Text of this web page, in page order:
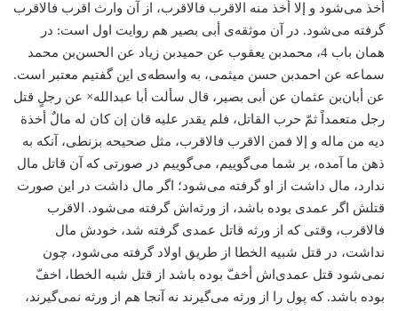
أخذ می‌شود و إلا أخذ منه الاقرب فالاقرب، از آن وارث اقرب فالاقرب
گرفته می‌شود. در آن موثقه‌ی أبی بصیر هم روایت اول است: در
همان باب 4، محمد‌بن یعقوب عن حمیدبن زیاد عن الحسن‌بن محمد
سماعه عن احمد‌بن حسن میثمی، به واسطه‌ی این گفتیم معتبر است.
عن أبان‌بن عثمان عن أبی بصیر، قال سألت أبا عبدالله× عن رجلٍ قتل
رجل متعمداً ثمّ حرب القاتل، فلم یقدر علیه قان إن کان له مالٌ أخذة
دیه من ماله و إلا فمن الاقرب فالاقرب، مثل صحیحه بزنطی، آنکه به
ذهن ما آمده، بر شما می‌گوییم، می‌گوییم در صورتی که آن قاتل مال
ندارد، مال داشت از او گرفته می‌شود؛ اگر مال داشت در این صورت
قتلش اگر عمدی بوده باشد، از ورثه‌اش گرفته می‌شود. الاقرب
فالاقرب، وقتی که از ورثه قاتل عمدی گرفته شد، خودش مال
نداشت، در قتل شبیه الخطا از طریق اولاد گرفته می‌شود، چون
نمی‌شود قتل عمدی‌اش أخفّ بوده باشد از قتل شبه الخطا، اخفّ
بوده باشد. که پول را از ورثه می‌گیرند نه آنجا هم از ورثه نمی‌گیرند،